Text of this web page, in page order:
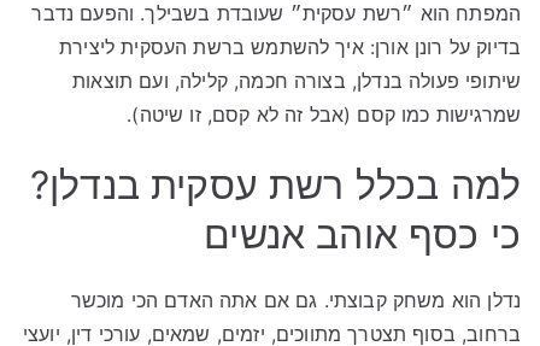
המפתח הוא ״רשת עסקית״ שעובדת בשבילך. והפעם נדבר
בדיוק על רונן אורן: איך להשתמש ברשת העסקית ליצירת
שיתופי פעולה בנדלן, בצורה חכמה, קלילה, ועם תוצאות
שמרגישות כמו קסם (אבל זה לא קסם, זו שיטה).
למה בכלל רשת עסקית בנדלן?
כי כסף אוהב אנשים
נדלן הוא משחק קבוצתי. גם אם אתה האדם הכי מוכשר
ברחוב, בסוף תצטרך מתווכים, יזמים, שמאים, עורכי דין, יועצי